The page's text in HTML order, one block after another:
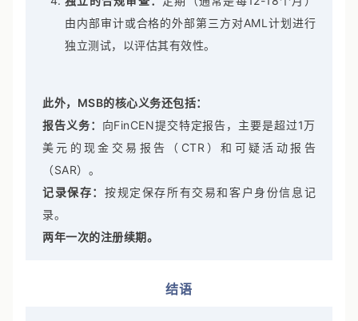
独立的合规审查：定期（通常是每12-18个月）
由内部审计或合格的外部第三方对AML计划进行
此外，MSB的核心义务还包括：
报告义务：向FinCEN提交特定报告，主要是超过1万
美元的现金交易报告（CTR）和可疑活动报告
（SAR）。
记录保存：
录。